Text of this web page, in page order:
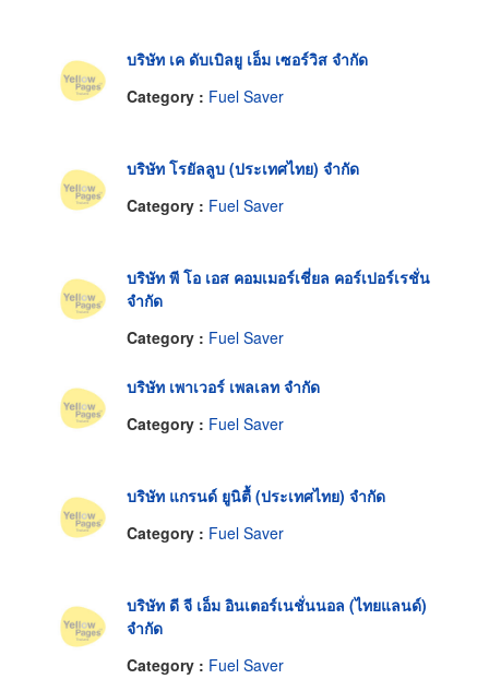
บริษัท เค ดับเบิลยู เอ็ม เซอร์วิส จำกัด
Category : Fuel Saver
บริษัท โรยัลลูบ (ประเทศไทย) จำกัด
Category : Fuel Saver
บริษัท พี โอ เอส คอมเมอร์เชี่ยล คอร์เปอร์เรชั่น
จำกัด
Category : Fuel Saver
บริษัท เพาเวอร์ เพลเลท จำกัด
Category : Fuel Saver
บริษัท แกรนด์ ยูนิตื้ (ประเทศไทย) จำกัด
Category : Fuel Saver
บริษัท ดี จี เอ็ม อินเตอร์เนชั่นนอล (ไทยแลนด์)
จำกัด
Category : Fuel Saver